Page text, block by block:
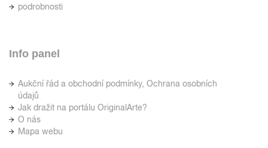
podrobnosti
Info panel
Aukční řád a obchodní podmínky, Ochrana osobních
údajů
Jak dražit na portálu OriginalArte?
O nás
Mapa webu